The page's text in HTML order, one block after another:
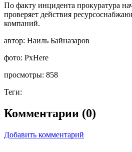
По факту инцидента прокуратура
проверяет действия
компаний.
автор: Наиль Байназаров
фото: PxHere
просмотры: 858
Теги:
Комментарии (0)
Добавить комментарий